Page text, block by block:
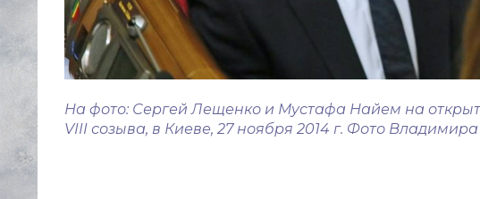
На фото: Сергей Лещенко и Мустафа Найем на
VIII созыва, в Киеве, 27 ноября 2014 г. Фото